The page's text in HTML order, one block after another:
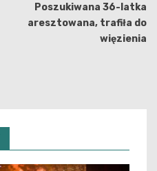
Poszukiwana 36-latka
aresztowana, trafiła do
więzienia